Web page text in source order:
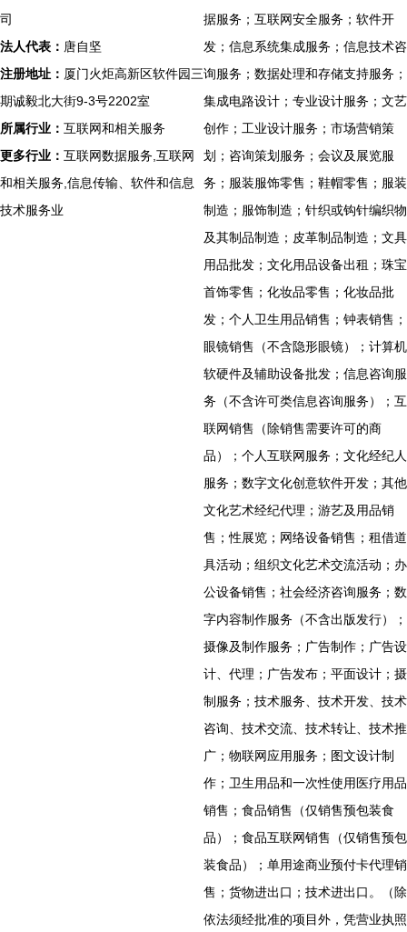
司
法人代表： 唐自坚
注册地址： 厦门火炬高新区软件园三
期诚毅北大街9-3号2202室
所属行业： 互联网和相关服务
更多行业： 互联网数据服务,互联网
和相关服务,信息传输、软件和信息
技术服务业
据服务；互联网安全服务；软件开
发；信息系统集成服务；信息技术咨
询服务；数据处理和存储支持服务；
集成电路设计；专业设计服务；文艺
创作；工业设计服务；市场营销策
划；咨询策划服务；会议及展览服
务；服装服饰零售；鞋帽零售；服装
制造；服饰制造；针织或钩针编织物
及其制品制造；皮革制品制造；文具
用品批发；文化用品设备出租；珠宝
首饰零售；化妆品零售；化妆品批
发；个人卫生用品销售；钟表销售；
眼镜销售（不含隐形眼镜）；计算机
软硬件及辅助设备批发；信息咨询服
务（不含许可类信息咨询服务）；互
联网销售（除销售需要许可的商
品）；个人互联网服务；文化经纪人
服务；数字文化创意软件开发；其他
文化艺术经纪代理；游艺及用品销
售；性展览；网络设备销售；租借道
具活动；组织文化艺术交流活动；办
公设备销售；社会经济咨询服务；数
字内容制作服务（不含出版发行）；
摄像及制作服务；广告制作；广告设
计、代理；广告发布；平面设计；摄
制服务；技术服务、技术开发、技术
咨询、技术交流、技术转让、技术推
广；物联网应用服务；图文设计制
作；卫生用品和一次性使用医疗用品
销售；食品销售（仅销售预包装食
品）；食品互联网销售（仅销售预包
装食品）；单用途商业预付卡代理销
售；货物进出口；技术进出口。（除
依法须经批准的项目外，凭营业执照